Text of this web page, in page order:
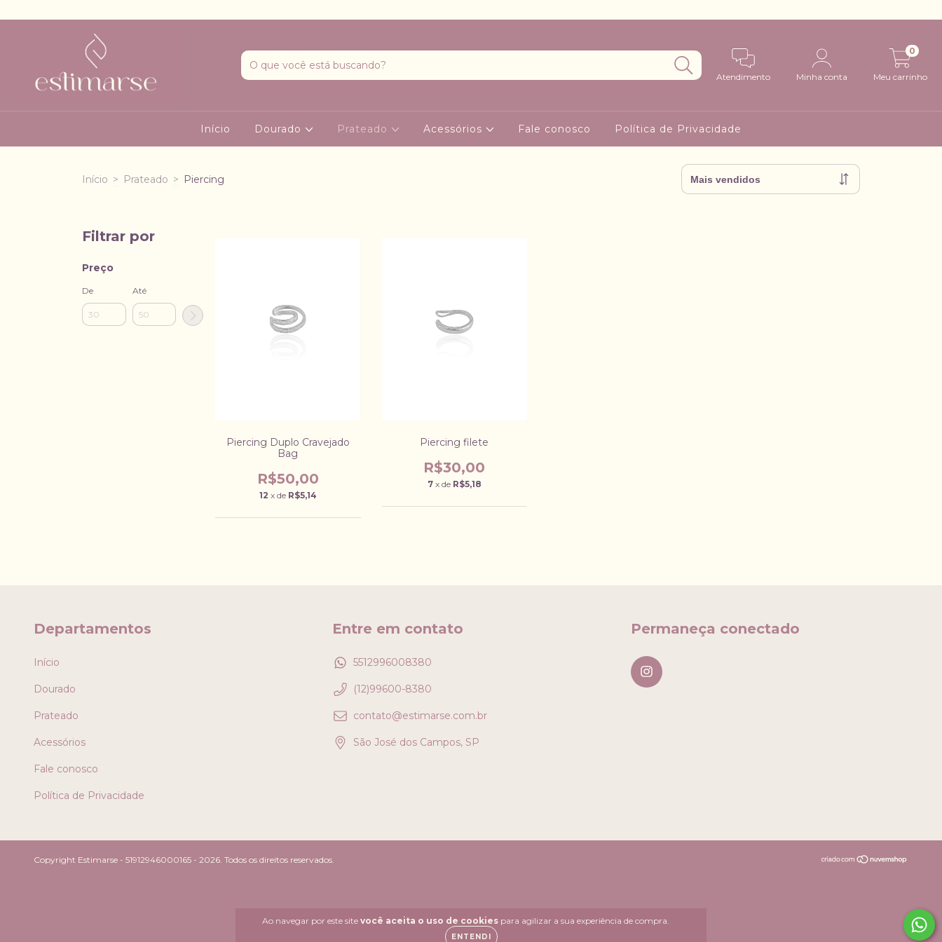
Atendimento Minha conta Meu carrinho
0
Início Dourado Prateado Acessórios Fale conosco Política de Privacidade
Ao navegar por este site você aceita o uso de cookiespara agilizar a sua experiência de compra.
ENTENDI
Início > Prateado > Piercing
Filtrar por
Preço
De Até
Piercing Duplo Cravejado
Bag
R$50,00
12 x de R$5,14
Piercing filete
R$30,00
7 x de R$5,18
Departamentos
Início
Dourado
Prateado
Acessórios
Fale conosco
Política de Privacidade
Entre em contato
5512996008380
(12)99600-8380
contato@estimarse.com.br
São José dos Campos, SP
Permaneça conectado
Copyright Estimarse - 51912946000165 - 2026. Todos os direitos reservados.